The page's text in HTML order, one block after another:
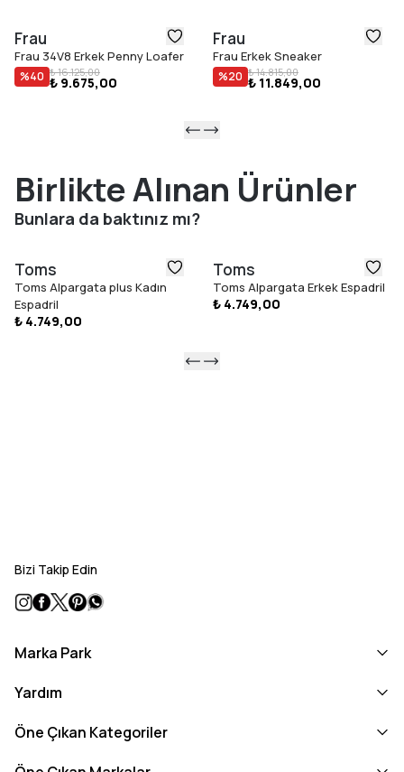
Bilek Yüksekliği:
Bilek Çevresi:
25.1 cm
Frau
Frau 34V8 Erkek Penny Loafer
%40 ₺ 16.125,00
₺ 9.675,00
Frau
Frau Erkek Sneaker
%20 ₺ 14.815,00
₺ 11.849,00
Birlikte Alınan Ürünler
Bunlara da baktınız mı?
Toms
Toms Alpargata plus Kadın
Espadril
₺ 4.749,00
Toms
Toms Alpargata Erkek Espadril
₺ 4.749,00
Bizi Takip Edin
Marka Park
Yardım
Öne Çıkan Kategoriler